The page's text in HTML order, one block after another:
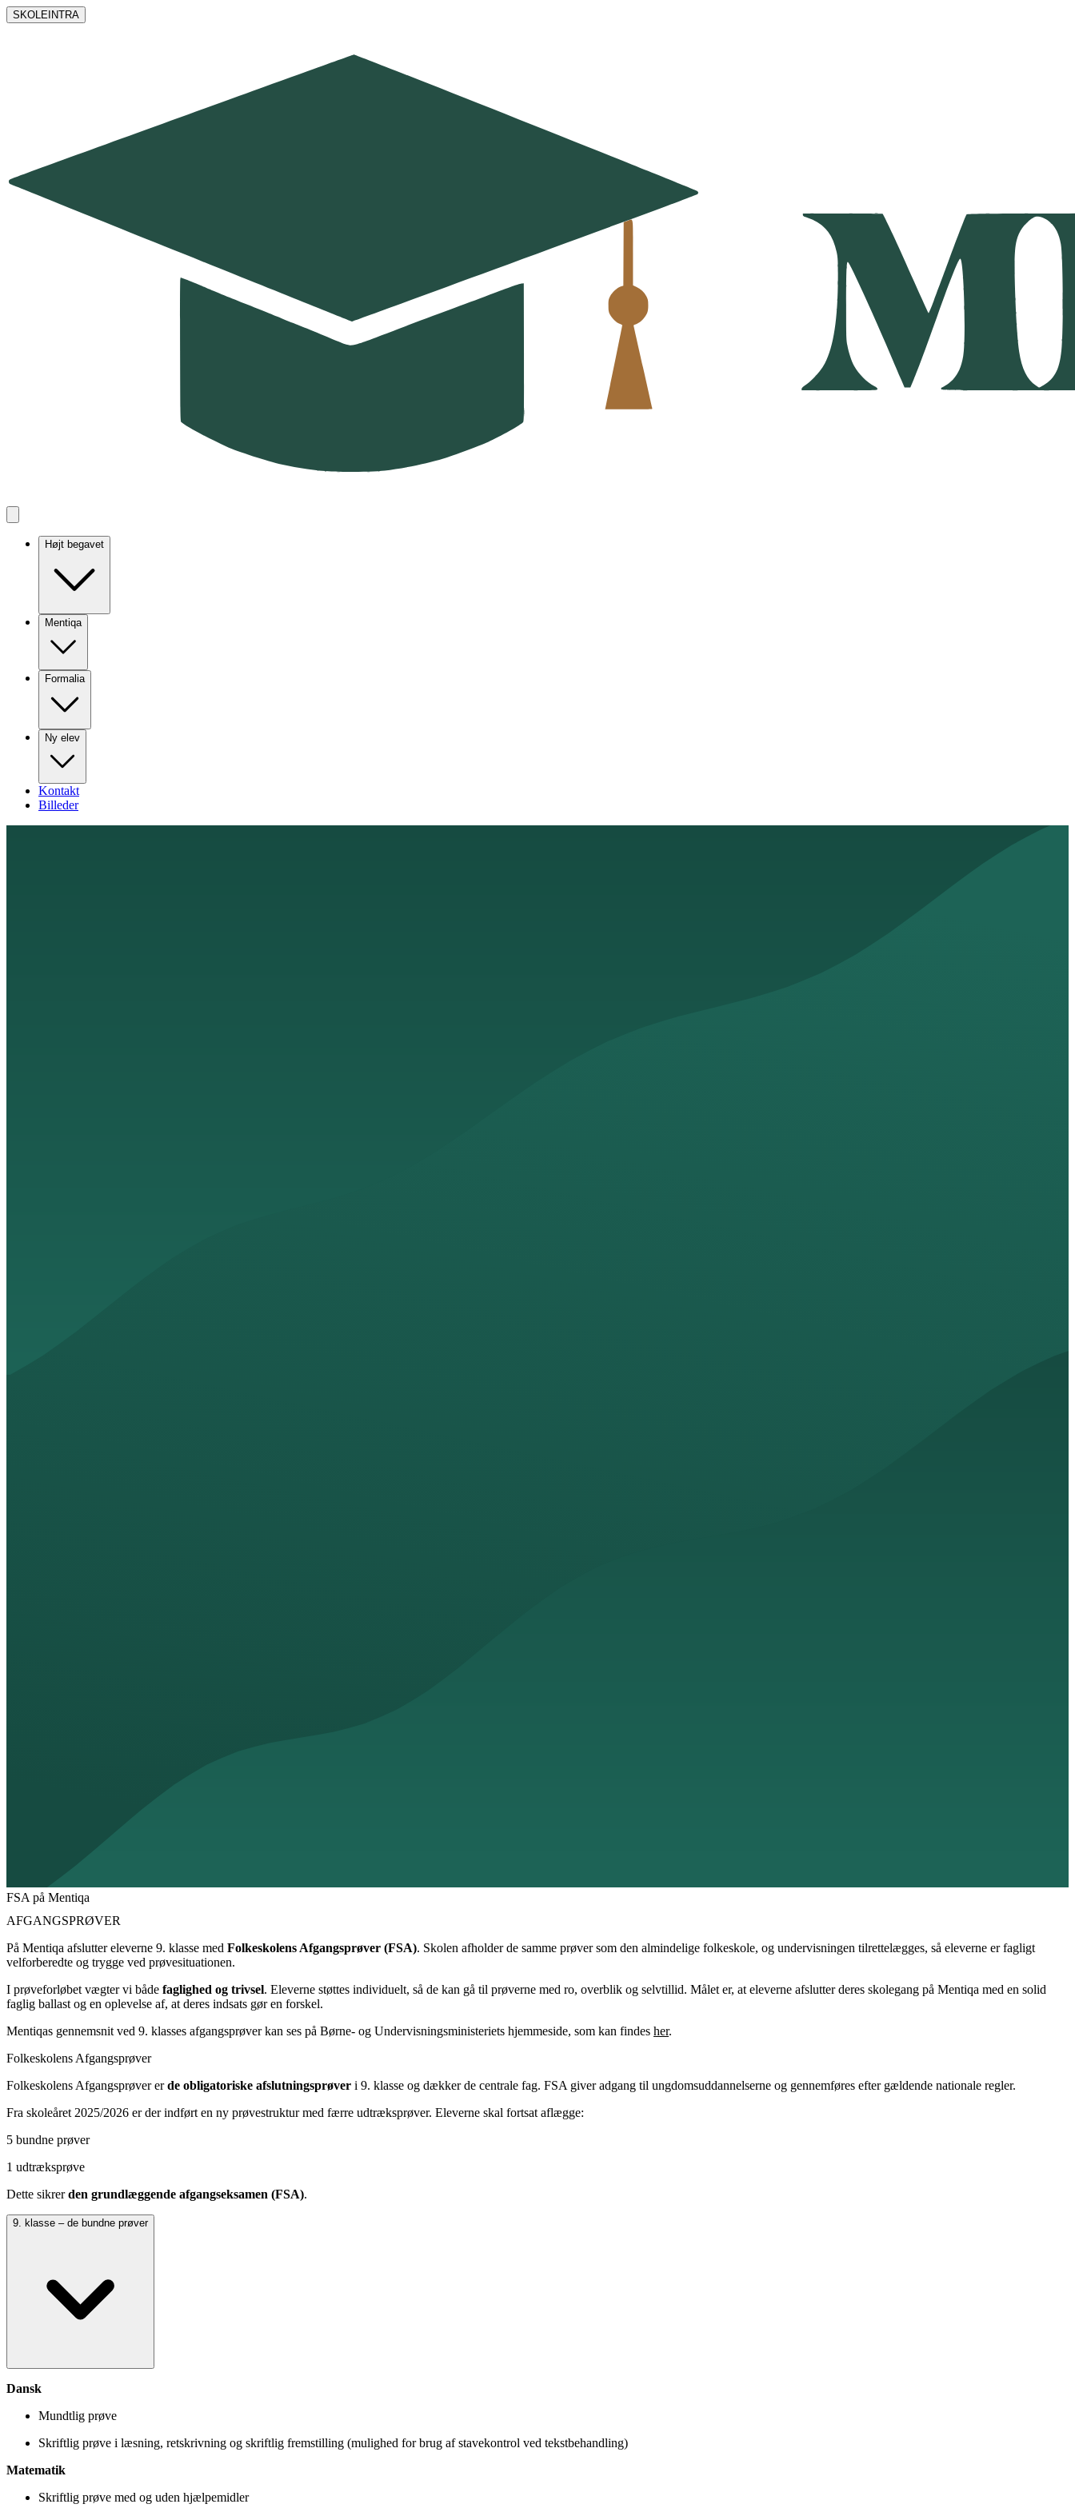
SKOLEINTRA
Højt begavet
Mentiqa
Formalia
Ny elev
Kontakt
Billeder
FSA på Mentiqa
AFGANGSPRØVER
På Mentiqa afslutter eleverne 9. klasse med Folkeskolens Afgangsprøver (FSA). Skolen afholder de samme prøver som den almindelige folkeskole, og undervisningen tilrettelægges, så eleverne er fagligt
velforberedte og trygge ved prøvesituationen.
I prøveforløbet vægter vi både faglighed og trivsel. Eleverne støttes individuelt, så de kan gå til prøverne med ro, overblik og selvtillid. Målet er, at eleverne afslutter deres skolegang på Mentiqa med en solid
faglig ballast og en oplevelse af, at deres indsats gør en forskel.
Mentiqas gennemsnit ved 9. klasses afgangsprøver kan ses på Børne- og Undervisningsministeriets hjemmeside, som kan findes her.
Folkeskolens Afgangsprøver
Folkeskolens Afgangsprøver erde obligatoriske afslutningsprøver i 9. klasse og dækker de centrale fag. FSA giver adgang til ungdomsuddannelserne og gennemføres efter gældende nationale regler.
Fra skoleåret 2025/2026 er der indført en ny prøvestruktur med færre udtræksprøver. Eleverne skal fortsat aflægge:
5 bundne prøver
1 udtræksprøve
Dette sikrerden grundlæggende afgangseksamen (FSA).
9. klasse – de bundne prøver
Dansk
Mundtlig prøve
Skriftlig prøve i læsning, retskrivning og skriftlig fremstilling (mulighed for brug af stavekontrol ved tekstbehandling)
Matematik
Skriftlig prøve med og uden hjælpemidler